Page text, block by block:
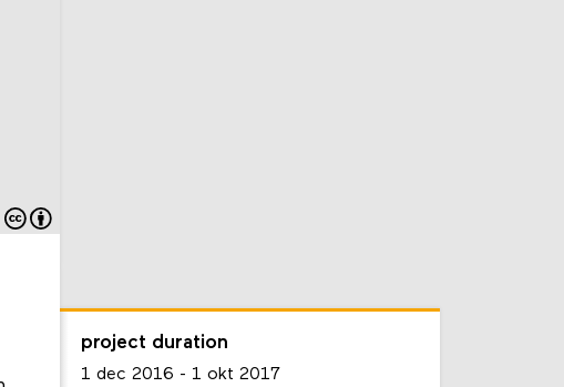
project duration